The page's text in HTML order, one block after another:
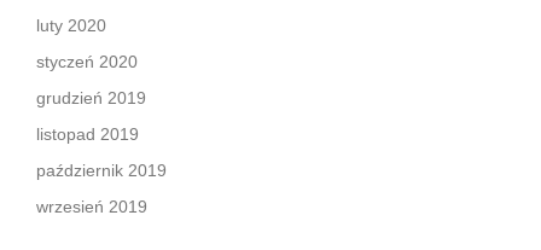
luty 2020
styczeń 2020
grudzień 2019
listopad 2019
październik 2019
wrzesień 2019